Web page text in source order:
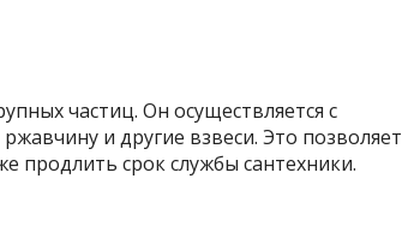
частиц. Он осуществляется с
и другие взвеси. Это позволяет
продлить срок службы сантехники.